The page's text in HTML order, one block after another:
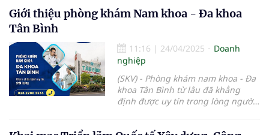
lược quản trị doanh nghiệp bền
Giới thiệu phòng khám Nam khoa - Đa khoa
Tân Bình
11:16 | 24/04/2025
Doanh
nghiệp
(SKV) - Phòng khám nam khoa - Đa
khoa Tân Bình từ lâu đã khẳng
định được uy tín trong lòng người